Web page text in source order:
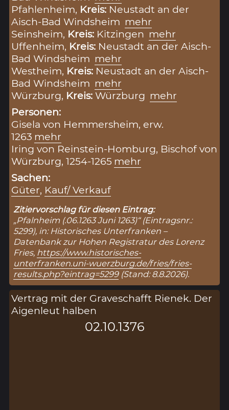
Pfahlenheim, Kreis: Neustadt an der
Aisch-Bad Windsheim mehr
Seinsheim, Kreis: Kitzingen mehr
Uffenheim, Kreis: Neustadt an der Aisch-
Bad Windsheim mehr
Westheim, Kreis: Neustadt an der Aisch-
Bad Windsheim mehr
Würzburg, Kreis:Würzburg mehr
Personen:
Gisela von Hemmersheim, erw.
1263 mehr
Iring von Reinstein-Homburg, Bischof von
Würzburg, 1254-1265 mehr
Sachen:
Güter, Kauf/ Verkauf
Zitiervorschlag für diesen Eintrag:
„Pfalnheim (.06.1263 Juni 1263)“ (Eintragsnr.:
5299), in: Historisches Unterfranken –
Datenbank zur Hohen Registratur des Lorenz
Fries, https://www.historisches-
unterfranken.uni-wuerzburg.de/fries/fries-
results.php?eintrag=5299(Stand: 8.8.2026).
Vertrag mit der Graveschafft Rienek. Der
Aigenleut halben
02.10.1376